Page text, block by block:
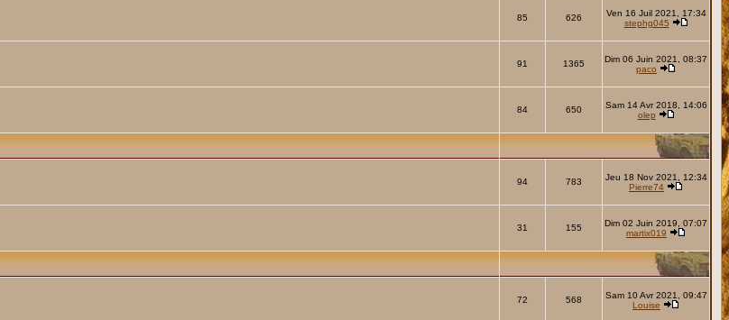
85 626
Ven 16 Juil 2021, 17:34
stephg045
91 1365
Dim 06 Juin 2021, 08:37
paco
84 650
Sam 14 Avr 2018, 14:06
olep
94 783
Jeu 18 Nov 2021, 12:34
Pierre74
31 155
Dim 02 Juin 2019, 07:07
martix019
72 568
Sam 10 Avr 2021, 09:47
Louise